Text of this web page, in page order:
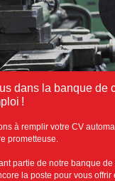
dans la banque de
!
à remplir votre CV
prometteuse.
partie de notre banque
la poste pour vous